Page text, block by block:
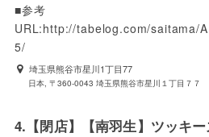
■参考
URL:http://tabelog.com/saitama/
5/
埼玉県熊谷市星川1丁目77
日本, 〒360-0043 埼玉県熊谷市星川１丁目７７
4.【閉店】【南羽生】ツッキ